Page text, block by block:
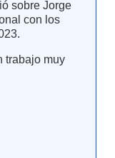
sobre Jorge
con los
trabajo muy